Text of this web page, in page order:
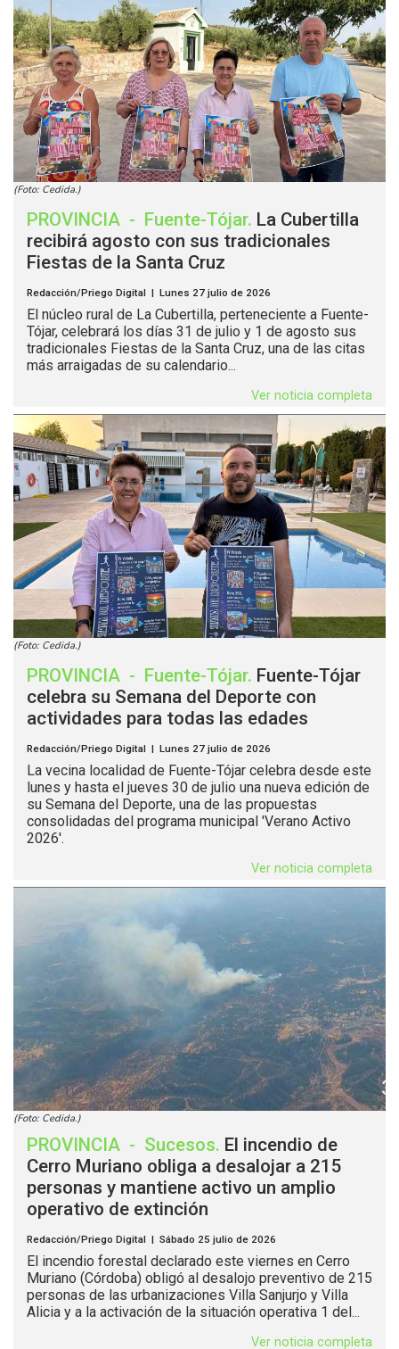
(Foto: Cedida.)
PROVINCIA - Fuente-Tójar. La Cubertilla
recibirá agosto con sus tradicionales
Fiestas de la Santa Cruz
Redacción/Priego Digital | Lunes 27 julio de 2026
El núcleo rural de La Cubertilla, perteneciente a Fuente-
Tójar, celebrará los días 31 de julio y 1 de agosto sus
tradicionales Fiestas de la Santa Cruz, una de las citas
más arraigadas de su calendario...
Ver noticia completa
(Foto: Cedida.)
PROVINCIA - Fuente-Tójar. Fuente-Tójar
celebra su Semana del Deporte con
actividades para todas las edades
Redacción/Priego Digital | Lunes 27 julio de 2026
La vecina localidad de Fuente-Tójar celebra desde este
lunes y hasta el jueves 30 de julio una nueva edición de
su Semana del Deporte, una de las propuestas
consolidadas del programa municipal 'Verano Activo
2026'.
Ver noticia completa
(Foto: Cedida.)
PROVINCIA - Sucesos. El incendio de
Cerro Muriano obliga a desalojar a 215
personas y mantiene activo un amplio
operativo de extinción
Redacción/Priego Digital | Sábado 25 julio de 2026
El incendio forestal declarado este viernes en Cerro
Muriano (Córdoba) obligó al desalojo preventivo de 215
personas de las urbanizaciones Villa Sanjurjo y Villa
Alicia y a la activación de la situación operativa 1 del...
Ver noticia completa